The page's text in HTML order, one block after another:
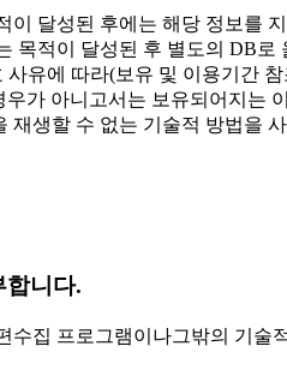
이 달성된 후에는 해당 정보를
목적이 달성된 후 별도의 DB로
유에 따라(보유 및 이용기간
가 아니고서는 보유되어지는
재생할 수 없는 기술적 방법을
합니다.
수집 프로그램이나그밖의 기